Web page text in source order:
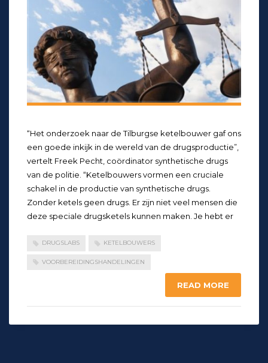
“Het onderzoek naar de Tilburgse ketelbouwer gaf ons
een goede inkijk in de wereld van de drugsproductie”,
vertelt Freek Pecht, coördinator synthetische drugs
van de politie. “Ketelbouwers vormen een cruciale
schakel in de productie van synthetische drugs.
Zonder ketels geen drugs. Er zijn niet veel mensen die
deze speciale drugsketels kunnen maken. Je hebt er
DRUGSLABS KETELBOUWERS
VOORBEREIDINGSHANDELINGEN
READ MORE